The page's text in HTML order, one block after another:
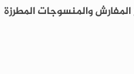
والمنسوجات المطرزة